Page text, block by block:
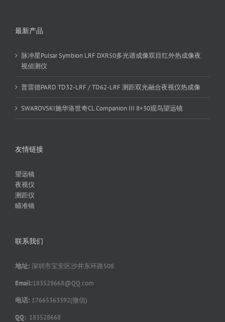
最新产品
脉冲星Pulsar Symbion LRF DXR50多光谱成像双目红外热成像夜
视侦测仪
普雷德PARD TD32-LRF / TD62-LRF 测距双光融合夜视仪热成像
SWAROVSKI施华洛世奇CL Companion III 8×30观鸟望远镜
友情链接
望远镜
夜视仪
测距仪
瞄准镜
联系我们
地址: 深圳市宝安区沙井东环路508
Email:183528668@QQ.com
电话: 17665363392(微信)
QQ: 183528668